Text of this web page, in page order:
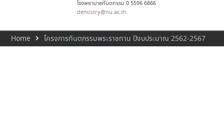
ในโครงการ Open House 2026
กิจกรรม NU Explore: เคลียร์ตัว
โรงพยาบาลทันตกรรม 0 5596 6866
dentistry@nu.ac.th
Home โครงการทันตกรรมพระราชทาน ปีงบประมาณ 2562-2567